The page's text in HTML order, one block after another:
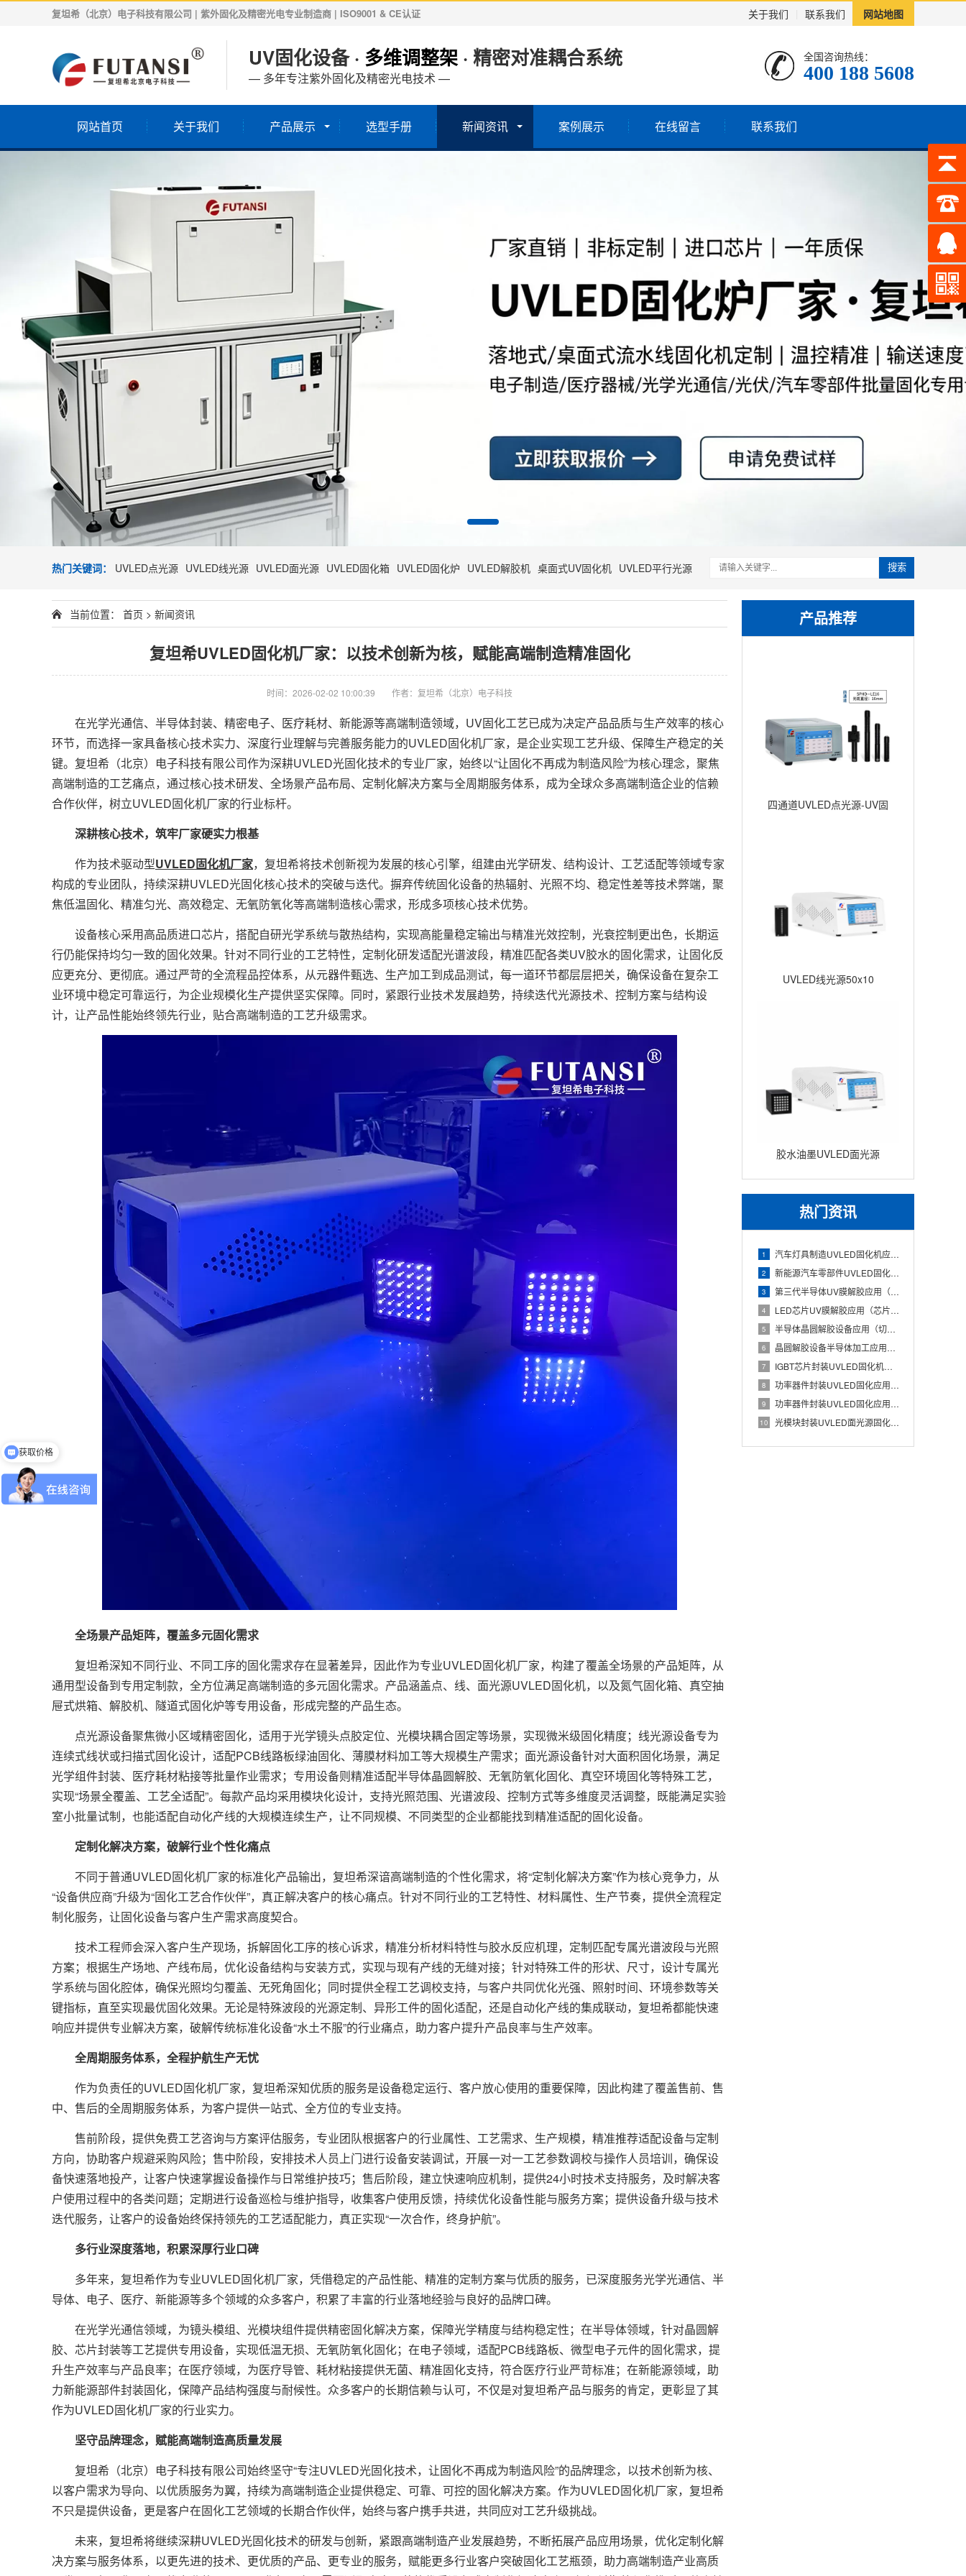
关于我们 联系我们 网站地图
复坦希（北京）电子科技有限公司 | 紫外固化及精密光电专业制造商 | ISO9001 & CE认证
UV固化设备 · 多维调整架· 精密对准耦合系统
— 多年专注紫外固化及精密光电技术 —
全国咨询热线：
400 188 5608
网站首页 关于我们 产品展示 选型手册 新闻资讯 案例展示 在线留言 联系我们
热门关键词： UVLED点光源 UVLED线光源 UVLED面光源 UVLED固化箱 UVLED固化炉 UVLED解胶机 桌面式UV固化机 UVLED平行光源 搜索
产品推荐
四通道UVLED点光源-UV固
UVLED线光源50x10
胶水油墨UVLED面光源
100x100 瞬间固化面光源UV
固
热门资讯
1 汽车灯具制造UVLED固化机应用（透镜与灯壳胶水快速固化）
2 新能源汽车零部件UVLED固化机应用（电池组件与电子胶精准固
3 第三代半导体UV膜解胶应用（碳化硅晶圆低损伤解胶工艺）
4 LED芯片UV膜解胶应用（芯片蓝膜低应力分离处理）
5 半导体晶圆解胶设备应用（切割膜UV解胶辅助芯片安全取片）
6 晶圆解胶设备半导体加工应用（UV膜照射降低粘性实现晶圆无损分
7 IGBT芯片封装UVLED固化机应用（Die Attach胶
8 功率器件封装UVLED固化应用（IGBT芯片与散热基板稳定粘
9 功率器件封装UVLED固化应用有哪些优势？IGBT芯片与散热
10 光模块封装UVLED面光源固化应用（光器件胶水批量快速UV固
当前位置： 首页 > 新闻资讯
复坦希UVLED固化机厂家：以技术创新为核，赋能高端制造精准固化
时间：2026-02-02 10:00:39 作者：复坦希（北京）电子科技
在光学光通信、半导体封装、精密电子、医疗耗材、新能源等高端制造领域，UV固化工艺已成为决定产品品质与生产效率的核心
环节，而选择一家具备核心技术实力、深度行业理解与完善服务能力的UVLED固化机厂家，是企业实现工艺升级、保障生产稳定的关
键。复坦希（北京）电子科技有限公司作为深耕UVLED光固化技术的专业厂家，始终以“让固化不再成为制造风险”为核心理念，聚焦
高端制造的工艺痛点，通过核心技术研发、全场景产品布局、定制化解决方案与全周期服务体系，成为全球众多高端制造企业的信赖
合作伙伴，树立UVLED固化机厂家的行业标杆。
深耕核心技术，筑牢厂家硬实力根基
作为技术驱动型UVLED固化机厂家，复坦希将技术创新视为发展的核心引擎，组建由光学研发、结构设计、工艺适配等领域专家
构成的专业团队，持续深耕UVLED光固化核心技术的突破与迭代。摒弃传统固化设备的热辐射、光照不均、稳定性差等技术弊端，聚
焦低温固化、精准匀光、高效稳定、无氧防氧化等高端制造核心需求，形成多项核心技术优势。
设备核心采用高品质进口芯片，搭配自研光学系统与散热结构，实现高能量稳定输出与精准光效控制，光衰控制更出色，长期运
行仍能保持均匀一致的固化效果。针对不同行业的工艺特性，定制化研发适配光谱波段，精准匹配各类UV胶水的固化需求，让固化反
应更充分、更彻底。通过严苛的全流程品控体系，从元器件甄选、生产加工到成品测试，每一道环节都层层把关，确保设备在复杂工
业环境中稳定可靠运行，为企业规模化生产提供坚实保障。同时，紧跟行业技术发展趋势，持续迭代光源技术、控制方案与结构设
计，让产品性能始终领先行业，贴合高端制造的工艺升级需求。
全场景产品矩阵，覆盖多元固化需求
复坦希深知不同行业、不同工序的固化需求存在显著差异，因此作为专业UVLED固化机厂家，构建了覆盖全场景的产品矩阵，从
通用型设备到专用定制款，全方位满足高端制造的多元固化需求。产品涵盖点、线、面光源UVLED固化机，以及氮气固化箱、真空抽
屉式烘箱、解胶机、隧道式固化炉等专用设备，形成完整的产品生态。
点光源设备聚焦微小区域精密固化，适用于光学镜头点胶定位、光模块耦合固定等场景，实现微米级固化精度；线光源设备专为
连续式线状或扫描式固化设计，适配PCB线路板绿油固化、薄膜材料加工等大规模生产需求；面光源设备针对大面积固化场景，满足
光学组件封装、医疗耗材粘接等批量作业需求；专用设备则精准适配半导体晶圆解胶、无氧防氧化固化、真空环境固化等特殊工艺，
实现“场景全覆盖、工艺全适配”。每款产品均采用模块化设计，支持光照范围、光谱波段、控制方式等多维度灵活调整，既能满足实验
室小批量试制，也能适配自动化产线的大规模连续生产，让不同规模、不同类型的企业都能找到精准适配的固化设备。
定制化解决方案，破解行业个性化痛点
不同于普通UVLED固化机厂家的标准化产品输出，复坦希深谙高端制造的个性化需求，将“定制化解决方案”作为核心竞争力，从
“设备供应商”升级为“固化工艺合作伙伴”，真正解决客户的核心痛点。针对不同行业的工艺特性、材料属性、生产节奏，提供全流程定
制化服务，让固化设备与客户生产需求高度契合。
技术工程师会深入客户生产现场，拆解固化工序的核心诉求，精准分析材料特性与胶水反应机理，定制匹配专属光谱波段与光照
方案；根据生产场地、产线布局，优化设备结构与安装方式，实现与现有产线的无缝对接；针对特殊工件的形状、尺寸，设计专属光
学系统与固化腔体，确保光照均匀覆盖、无死角固化；同时提供全程工艺调校支持，与客户共同优化光强、照射时间、环境参数等关
键指标，直至实现最优固化效果。无论是特殊波段的光源定制、异形工件的固化适配，还是自动化产线的集成联动，复坦希都能快速
响应并提供专业解决方案，破解传统标准化设备“水土不服”的行业痛点，助力客户提升产品良率与生产效率。
全周期服务体系，全程护航生产无忧
作为负责任的UVLED固化机厂家，复坦希深知优质的服务是设备稳定运行、客户放心使用的重要保障，因此构建了覆盖售前、售
中、售后的全周期服务体系，为客户提供一站式、全方位的专业支持。
售前阶段，提供免费工艺咨询与方案评估服务，专业团队根据客户的行业属性、工艺需求、生产规模，精准推荐适配设备与定制
方向，协助客户规避采购风险；售中阶段，安排技术人员上门进行设备安装调试，开展一对一工艺参数调校与操作人员培训，确保设
备快速落地投产，让客户快速掌握设备操作与日常维护技巧；售后阶段，建立快速响应机制，提供24小时技术支持服务，及时解决客
户使用过程中的各类问题；定期进行设备巡检与维护指导，收集客户使用反馈，持续优化设备性能与服务方案；提供设备升级与技术
迭代服务，让客户的设备始终保持领先的工艺适配能力，真正实现“一次合作，终身护航”。
多行业深度落地，积累深厚行业口碑
多年来，复坦希作为专业UVLED固化机厂家，凭借稳定的产品性能、精准的定制方案与优质的服务，已深度服务光学光通信、半
导体、电子、医疗、新能源等多个领域的众多客户，积累了丰富的行业落地经验与良好的品牌口碑。
在光学光通信领域，为镜头模组、光模块组件提供精密固化解决方案，保障光学精度与结构稳定性；在半导体领域，针对晶圆解
胶、芯片封装等工艺提供专用设备，实现低温无损、无氧防氧化固化；在电子领域，适配PCB线路板、微型电子元件的固化需求，提
升生产效率与产品良率；在医疗领域，为医疗导管、耗材粘接提供无菌、精准固化支持，符合医疗行业严苛标准；在新能源领域，助
力新能源部件封装固化，保障产品结构强度与耐候性。众多客户的长期信赖与认可，不仅是对复坦希产品与服务的肯定，更彰显了其
作为UVLED固化机厂家的行业实力。
坚守品牌理念，赋能高端制造高质量发展
复坦希（北京）电子科技有限公司始终坚守“专注UVLED光固化技术，让固化不再成为制造风险”的品牌理念，以技术创新为核、
以客户需求为导向、以优质服务为翼，持续为高端制造企业提供稳定、可靠、可控的固化解决方案。作为UVLED固化机厂家，复坦希
不只是提供设备，更是客户在固化工艺领域的长期合作伙伴，始终与客户携手共进，共同应对工艺升级挑战。
未来，复坦希将继续深耕UVLED光固化技术的研发与创新，紧跟高端制造产业发展趋势，不断拓展产品应用场景，优化定制化解
决方案与服务体系，以更先进的技术、更优质的产品、更专业的服务，赋能更多行业客户突破固化工艺瓶颈，助力高端制造产业高质
免费申请样机测试